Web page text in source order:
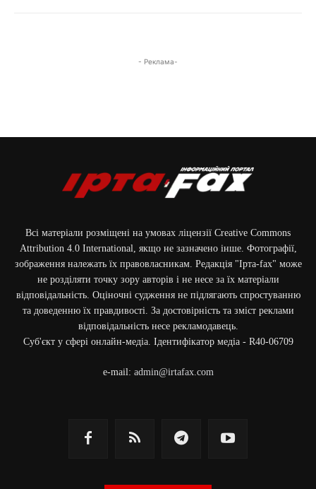
- Реклама-
Всі матеріали розміщені на умовах ліцензії Creative Commons
Attribution 4.0 International, якщо не зазначено інше. Фотографії,
зображення належать їх правовласникам. Редакція "Ірта-fax" може
не розділяти точку зору авторів і не несе за їх матеріали
відповідальність. Оціночні судження не підлягають спростуванню
та доведенню їх правдивості. За достовірність та зміст реклами
відповідальність несе рекламодавець.
Cуб'єкт у сфері онлайн-медіа. Ідентифікатор медіа - R40-06709
e-mail: admin@irtafax.com